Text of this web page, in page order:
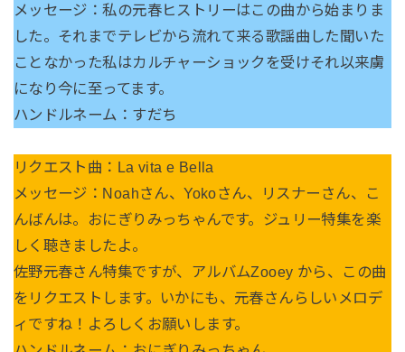
メッセージ：私の元春ヒストリーはこの曲から始まりま
した。それまでテレビから流れて来る歌謡曲した聞いた
ことなかった私はカルチャーショックを受けそれ以来虜
になり今に至ってます。
ハンドルネーム：すだち
リクエスト曲：La vita e Bella
メッセージ：Noahさん、Yokoさん、リスナーさん、こ
んばんは。おにぎりみっちゃんです。ジュリー特集を楽
しく聴きましたよ。
佐野元春さん特集ですが、アルバムZooey から、この曲
をリクエストします。いかにも、元春さんらしいメロデ
ィですね！よろしくお願いします。